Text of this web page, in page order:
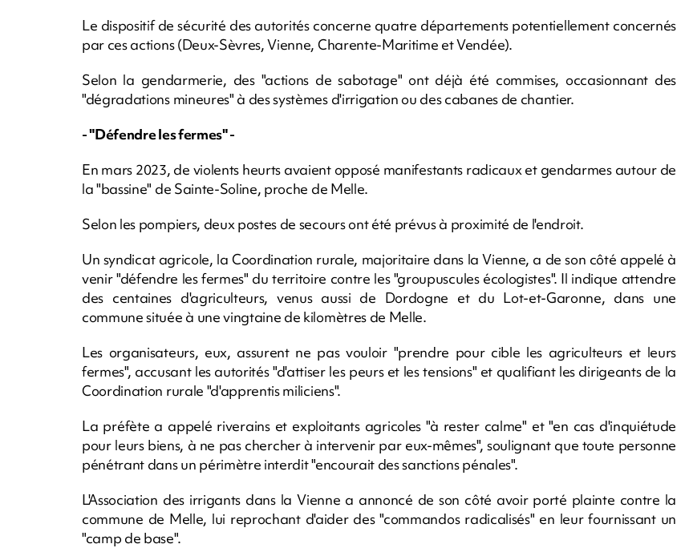
Le dispositif de sécurité des autorités concerne quatre départements potentiellement concernés
par ces actions (Deux-Sèvres, Vienne, Charente-Maritime et Vendée).
Selon la gendarmerie, des "actions de sabotage" ont déjà été commises, occasionnant des
"dégradations mineures" à des systèmes d'irrigation ou des cabanes de chantier.
- "Défendre les fermes" -
En mars 2023, de violents heurts avaient opposé manifestants radicaux et gendarmes autour de
la "bassine" de Sainte-Soline, proche de Melle.
Selon les pompiers, deux postes de secours ont été prévus à proximité de l'endroit.
Un syndicat agricole, la Coordination rurale, majoritaire dans la Vienne, a de son côté appelé à
venir "défendre les fermes" du territoire contre les "groupuscules écologistes". Il indique attendre
des centaines d'agriculteurs, venus aussi de Dordogne et du Lot-et-Garonne, dans une
commune située à une vingtaine de kilomètres de Melle.
Les organisateurs, eux, assurent ne pas vouloir "prendre pour cible les agriculteurs et leurs
fermes", accusant les autorités "d'attiser les peurs et les tensions" et qualifiant les dirigeants de la
Coordination rurale "d'apprentis miliciens".
La préfète a appelé riverains et exploitants agricoles "à rester calme" et "en cas d'inquiétude
pour leurs biens, à ne pas chercher à intervenir par eux-mêmes", soulignant que toute personne
pénétrant dans un périmètre interdit "encourait des sanctions pénales".
L'Association des irrigants dans la Vienne a annoncé de son côté avoir porté plainte contre la
commune de Melle, lui reprochant d'aider des "commandos radicalisés" en leur fournissant un
"camp de base".